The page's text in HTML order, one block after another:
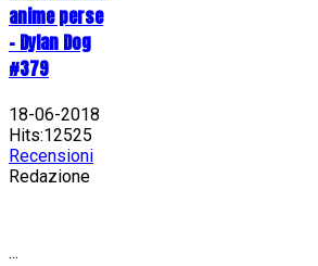
anime perse
- Dylan Dog
#379
18-06-2018
Hits:12525
Recensioni
Redazione
...